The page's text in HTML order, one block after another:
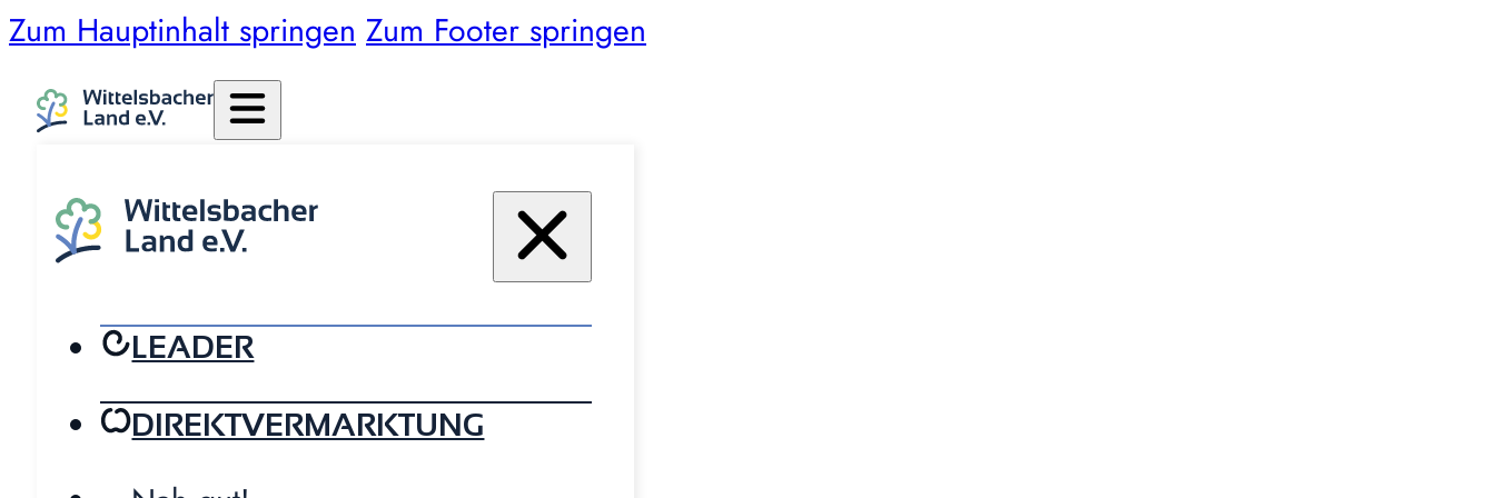
Zum Hauptinhalt springen Zum Footer springen
LEADER
DIREKTVERMARKTUNG